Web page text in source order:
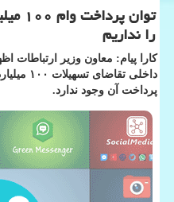
را نداریم
كارا پیام: معاون وزیر ارتباطات
داخلی
پرداخت آن وجود ندارد.